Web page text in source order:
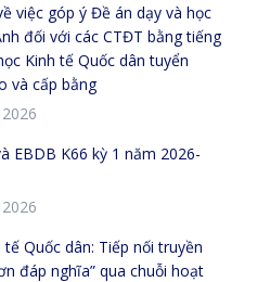
việc góp ý Đề án dạy và học
đối với các CTĐT bằng tiếng
Kinh tế Quốc dân tuyển
và cấp bằng
EBDB K66 kỳ 1 năm 2026-
Quốc dân: Tiếp nối truyền
đáp nghĩa” qua chuỗi hoạt